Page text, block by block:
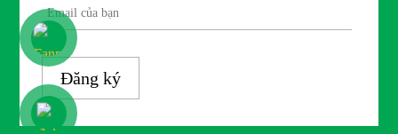
Đăng ký